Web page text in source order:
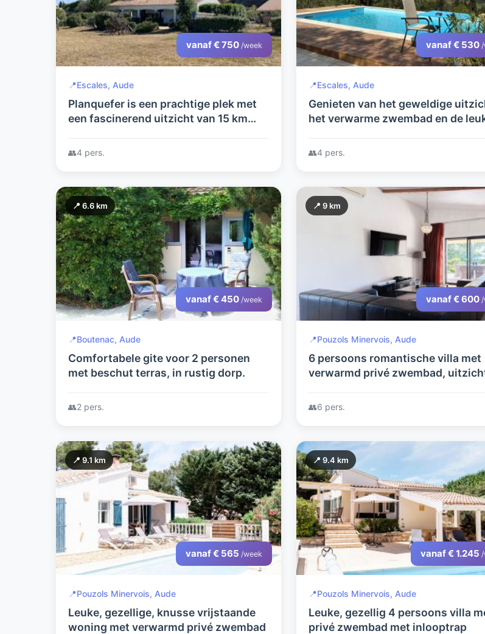
vanaf € 750 /week
📍Escales, Aude
Planquefer is een prachtige plek met
een fascinerend uitzicht van 15 km
cultuur als inspiratiebron.,
👥4 pers.
vanaf € 530 /
📍Escales, Aude
Genieten van het geweldige
het verwarme zwembad en de
👥4 pers.
📍 6.6 km
vanaf € 450 /week
📍Boutenac, Aude
Comfortabele gite voor 2 personen
met beschut terras, in rustig dorp.
👥2 pers.
📍 9 km
vanaf € 600 /
📍Pouzols Minervois, Aude
6 persoons romantische villa met
verwarmd privé zwembad,
👥6 pers.
📍 9.1 km
vanaf € 565 /week
📍Pouzols Minervois, Aude
Leuke, gezellige, knusse vrijstaande
woning met verwarmd privé zwembad
📍 9.4 km
vanaf € 1.245 /
📍Pouzols Minervois, Aude
Leuke, gezellig 4 persoons villa
privé zwembad met inlooptrap